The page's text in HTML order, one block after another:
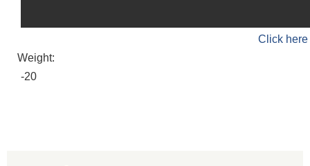
Click
Weight:
-20